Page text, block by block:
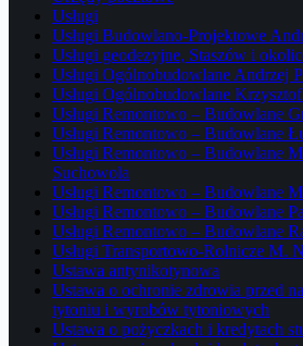
Usługi
Usługi Budowlano-Projektowe
Usługi geodezyjne, Staszów i
Usługi Ogólnobudowlane Andrzej
Usługi Ogólnobudowlane
Usługi Remontowo – Budowlane
Usługi Remontowo – Budowlane
Usługi Remontowo – Budowlane
Suchowola
Usługi Remontowo – Budowlane
Usługi Remontowo – Budowlane
Usługi Remontowo – Budowlane
Usługi Transportowo-Rolnicze M.
Ustawa antynikotynowa
Ustawa o ochronie zdrowia przed
tytoniu i wyrobów tytoniowych
Ustawa o pożyczkach i kredytach